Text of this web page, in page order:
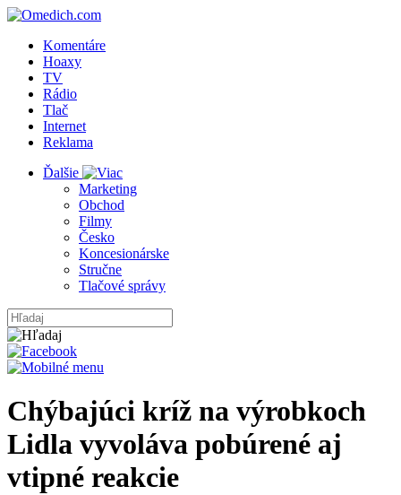
Komentáre
Hoaxy
TV
Rádio
Tlač
Internet
Reklama
Ďalšie
Marketing
Obchod
Filmy
Česko
Koncesionárske
Stručne
Tlačové správy
Chýbajúci kríž na výrobkoch
Lidla vyvoláva pobúrené aj
vtipné reakcie